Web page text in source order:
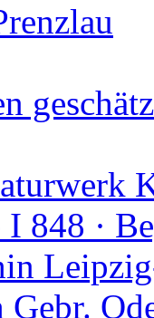
I 848 ·
Gebr.